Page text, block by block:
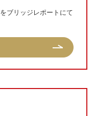
ブリッジレポートにて